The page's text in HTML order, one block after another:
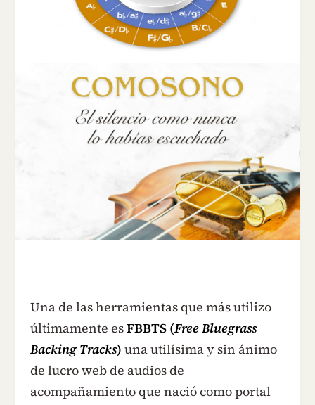
Una de las herramientas que más utilizo
últimamente esFBBTS (Free Bluegrass
Backing Tracks) una utilísima y sin ánimo
de lucro web de audios de
acompañamiento que nació como portal